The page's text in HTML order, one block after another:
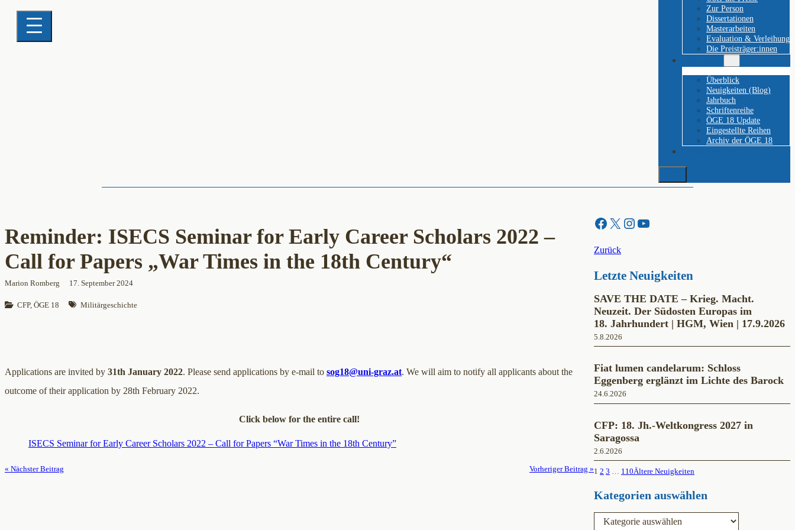
Zur Person
Dissertationen
Masterarbeiten
Evaluation & Verleihung
Die Preisträger:innen
Überblick
Neuigkeiten (Blog)
Jahrbuch
Schriftenreihe
ÖGE 18 Update
Eingestellte Reihen
Archiv der ÖGE 18
Suchen
Reminder: ISECS Seminar for Early Career Scholars 2022 –
Call for Papers „War Times in the 18th Century“
Marion Romberg 17. September 2024
CFP, ÖGE 18 Militärgeschichte
Applications are invited by 31th January 2022. Please send applications by e-mail to sog18@uni-graz.at. We will aim to notify all applicants about the
outcome of their application by 28th February 2022.
Click below for the entire call!
ISECS Seminar for Early Career Scholars 2022 – Call for Papers “War Times in the 18th Century”
« Nächster Beitrag Vorheriger Beitrag »
Facebook X Instagram YouTube
Zurück
Letzte Neuigkeiten
SAVE THE DATE – Krieg. Macht.
Neuzeit. Der Südosten Europas im
18. Jahrhundert | HGM, Wien | 17.9.2026
5.8.2026
Fiat lumen candelarum: Schloss
Eggenberg erglänzt im Lichte des Barock
24.6.2026
CFP: 18. Jh.-Weltkongress 2027 in
Saragossa
2.6.2026
1 2 3 110Ältere Neuigkeiten
Kategorien auswählen